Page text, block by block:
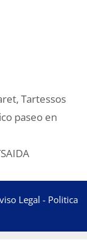
Tartessos
paseo en
Legal - Politica